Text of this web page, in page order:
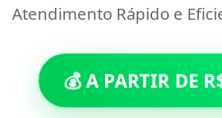
Atendimento Rápido e
💰 A PARTIR DE